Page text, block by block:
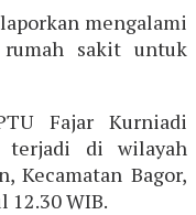
mengalami
sakit untuk
Fajar Kurniadi
terjadi di wilayah
Kecamatan Bagor,
12.30 WIB.